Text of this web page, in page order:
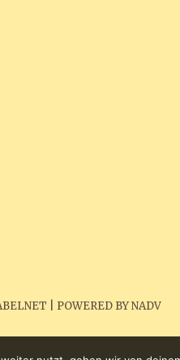
POWERED BY NADV